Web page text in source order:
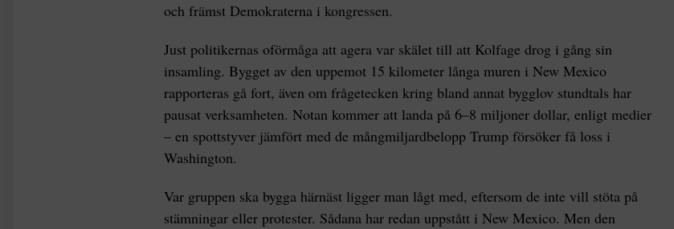
och främst Demokraterna i kongressen.
Just politikernas oförmåga att agera var skälet till att Kolfage drog i gång sin
insamling. Bygget av den uppemot 15 kilometer långa muren i New Mexico
rapporteras gå fort, även om frågetecken kring bland annat bygglov stundtals har
pausat verksamheten. Notan kommer att landa på 6–8 miljoner dollar, enligt medier
– en spottstyver jämfört med de mångmiljardbelopp Trump försöker få loss i
Washington.
Var gruppen ska bygga härnäst ligger man lågt med, eftersom de inte vill stöta på
stämningar eller protester. Sådana har redan uppstått i New Mexico. Men den